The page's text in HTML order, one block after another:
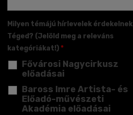
Milyen témájú hírlevelek érdekelnek
Téged? (Jelöld meg a releváns
kategóriákat!) *
Fővárosi Nagycirkusz
előadásai
Baross Imre Artista- és
Előadó-művészeti
Akadémia előadásai